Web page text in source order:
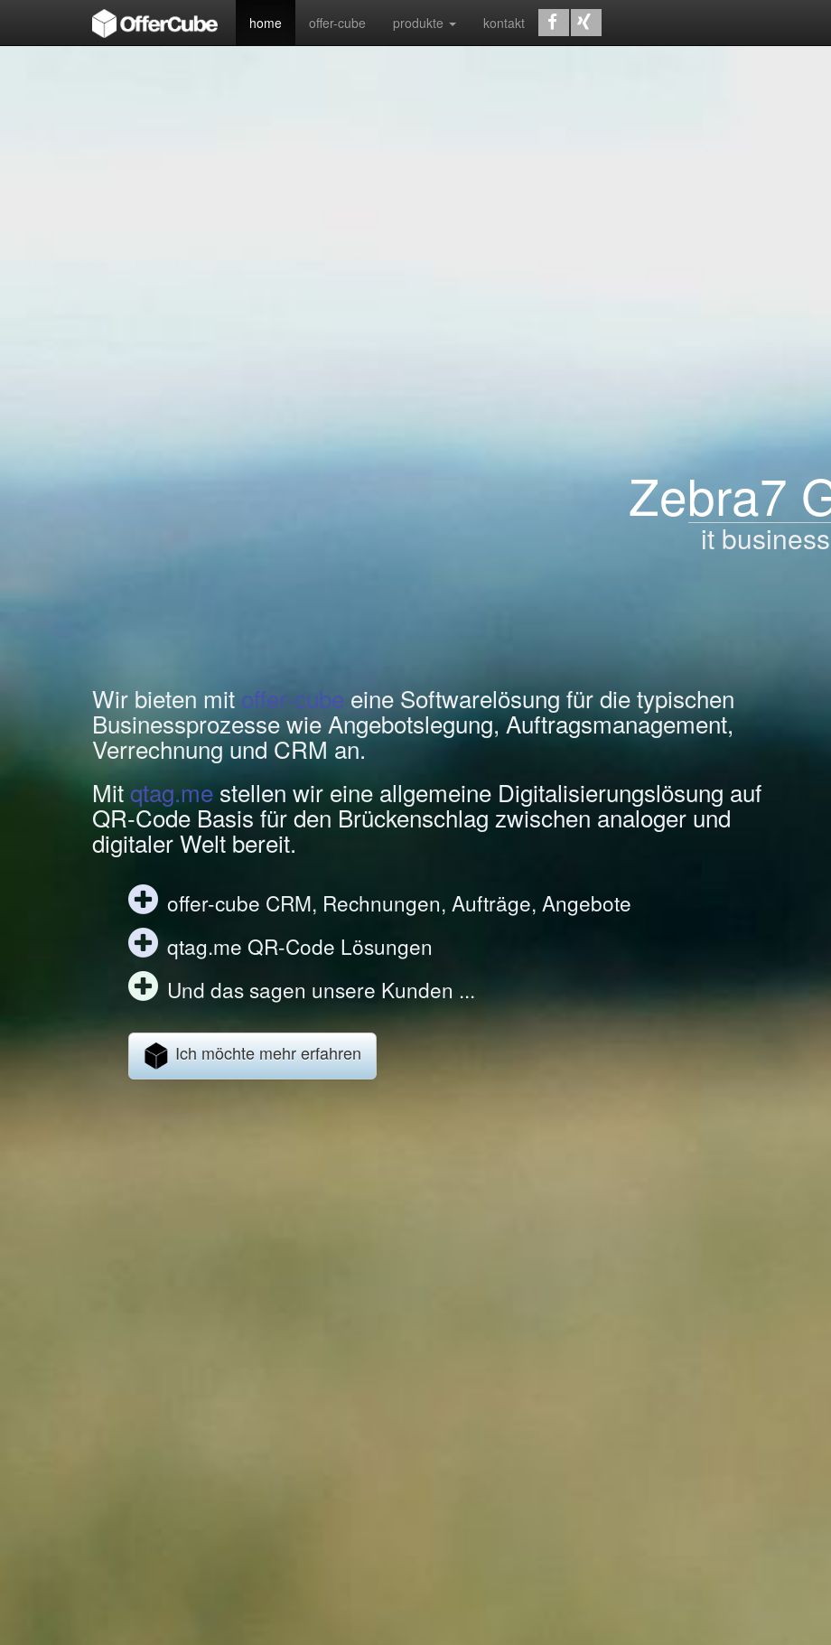
home offer-cube produkte kontakt
Zebra7
it
Wir bieten mit offer-cube eine Softwarelösung für die typischen
Businessprozesse wie Angebotslegung, Auftragsmanagement,
Verrechnung und CRM an.
Mitqtag.me stellen wir eine allgemeine Digitalisierungslösung auf
QR-Code Basis für den Brückenschlag zwischen analoger und
digitaler Welt bereit.
offer-cube CRM, Rechnungen, Aufträge, Angebote
qtag.me QR-Code Lösungen
Und das sagen unsere Kunden ...
Ich möchte mehr erfahren